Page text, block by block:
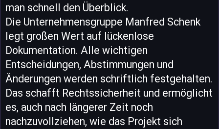
man schnell den Überblick.
Die Unternehmensgruppe Manfred Schenk
legt großen Wert auf lückenlose
Dokumentation. Alle wichtigen
Entscheidungen, Abstimmungen und
Änderungen werden schriftlich festgehalten.
Das schafft Rechtssicherheit und ermöglicht
es, auch nach längerer Zeit noch
nachzuvollziehen, wie das Projekt sich